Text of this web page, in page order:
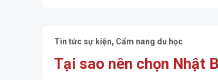
Tin tức sự kiện, Cẩm nang du học
Tại sao nên chọn Nhật